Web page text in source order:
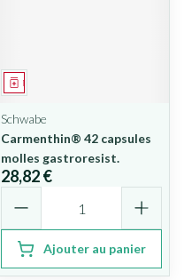
Médicament
Schwabe
Carmenthin® 42 capsules
molles gastroresist.
28,82 €
Ajouter au panier